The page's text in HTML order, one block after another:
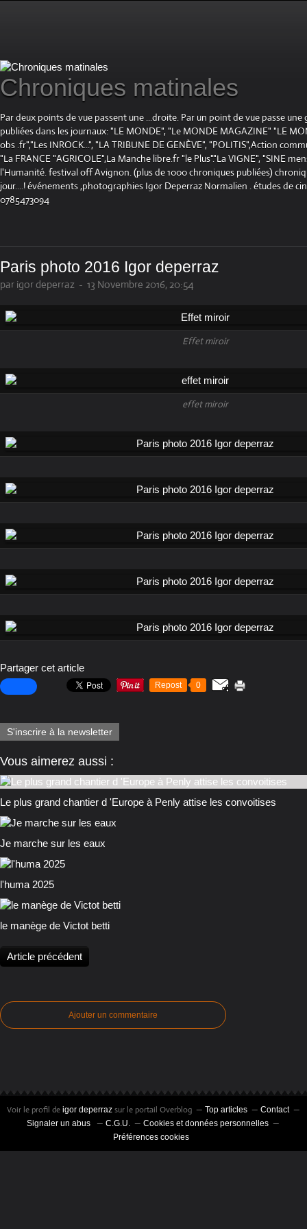
Chroniques matinales
Par deux points de vue passent une ...droite. Par un point de vue passe
publiées dans les journaux: "LE MONDE", "Le MONDE MAGAZINE" "LE
obs .fr","Les INROCK...", "LA TRIBUNE DE GENÈVE", "POLITIS",Action
"La FRANCE "AGRICOLE",La Manche libre.fr "le Plus"."La VIGNE", "SINE
l'Humanité. festival off Avignon. (plus de 1000 chroniques publiées)
jour....! événements ,photographies Igor Deperraz Normalien . études de
0785473094
Paris photo 2016 Igor deperraz
par igor deperraz - 13 Novembre 2016, 20:54
Effet miroir
effet miroir
Partager cet article
Repost 0
S'inscrire à la newsletter
Vous aimerez aussi :
Le plus grand chantier d 'Europe à Penly attise les convoitises
Je marche sur les eaux
l'huma 2025
le manège de Victot betti
Article précédent
Ajouter un commentaire
Voir le profil de igor deperraz sur le portail Overblog Top articles
Contact
Signaler un abus
C.G.U.
Cookies et données personnelles
Préférences cookies